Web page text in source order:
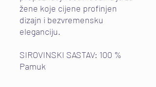
žene koje cijene profinjen
dizajn i bezvremensku
eleganciju.
SIROVINSKI SASTAV: 100 %
Pamuk